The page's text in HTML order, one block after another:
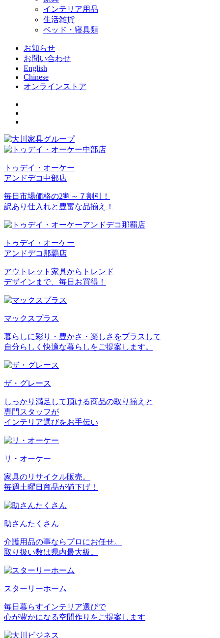
インテリア用品
生活雑貨
ベッド・寝具類
お知らせ
お問い合わせ
English
Chinese
オンラインストア
トゥデイ・オーケー
アンドデコ中部店
毎日市場価格の2割～７割引！
訳あり仕入れと豊富な品揃え！
トゥデイ・オーケー
アンドデコ那覇店
アウトレット家具からトレンド
デザインまで、毎日お買得！
マックスプラス
暮らしに彩り・豊かさ・楽しさをプラスして
自分らしく快適な暮らしをご提案します。
ザ・グレース
しっかり満足して頂ける商品の取り揃えと
専門スタッフが
インテリア選びをお手伝い
リ・オーケー
家具のリサイクル販売。
毎週土曜日商品が値下げ！
助さんたくさん
介護用品の事ならプロにお任せ。
取り扱い数は県内最大級。
スターリーホーム
毎日暮らすインテリア選びで
心が豊かになる空間作りをご提案します